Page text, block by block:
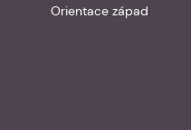
Orientace západ